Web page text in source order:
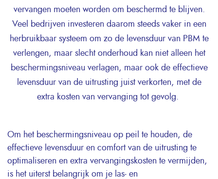
vervangen moeten worden om beschermd te blijven.
Veel bedrijven investeren daarom steeds vaker in een
herbruikbaar systeem om zo de levensduur van PBM te
verlengen, maar slecht onderhoud kan niet alleen het
beschermingsniveau verlagen, maar ook de effectieve
levensduur van de uitrusting juist verkorten, met de
extra kosten van vervanging tot gevolg.
Om het beschermingsniveau op peil te houden, de
effectieve levensduur en comfort van de uitrusting te
optimaliseren en extra vervangingskosten te vermijden,
is het uiterst belangrijk om je las- en